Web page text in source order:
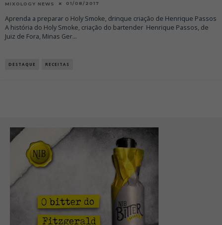
MIXOLOGY NEWS 01/08/2017
Aprenda a preparar o Holy Smoke, drinque criação de Henrique Passos
A história do Holy Smoke, criação do bartender Henrique Passos, de
Juiz de Fora, Minas Ger...
DESTAQUE RECEITAS